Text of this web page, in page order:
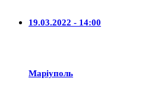
19.03.2022 - 14:00
Маріуполь